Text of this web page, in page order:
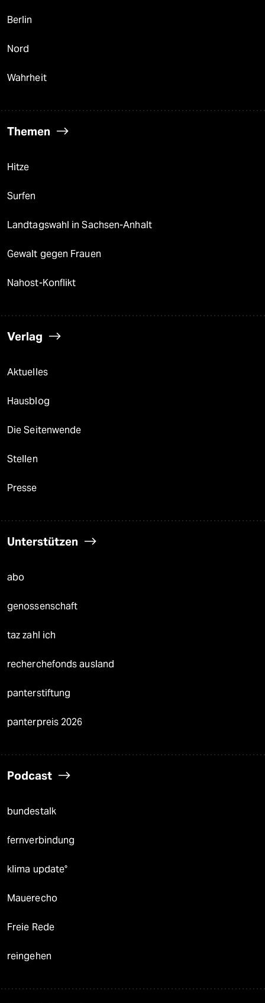
Berlin
Nord
Wahrheit
Themen
Hitze
Surfen
Landtagswahl in Sachsen-Anhalt
Gewalt gegen Frauen
Nahost-Konflikt
Verlag
Aktuelles
Hausblog
Die Seitenwende
Stellen
Presse
Unterstützen
abo
genossenschaft
taz zahl ich
recherchefonds ausland
panterstiftung
panterpreis 2026
Podcast
bundestalk
fernverbindung
klima update°
Mauerecho
Freie Rede
reingehen